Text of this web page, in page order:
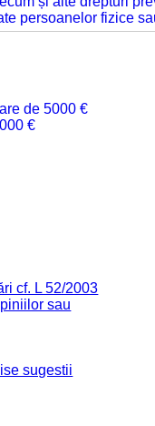
persoanelor fizice
de 5000 €
€
cf. L 52/2003
sau
sugestii